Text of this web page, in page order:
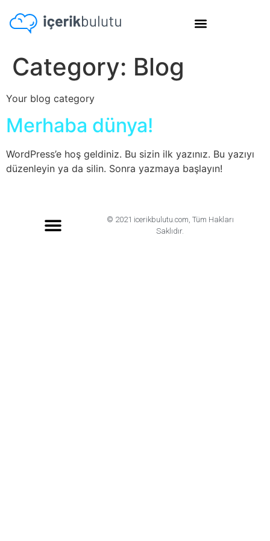
Category: Blog
Your blog category
Merhaba dünya!
WordPress’e hoş geldiniz. Bu sizin ilk yazınız. Bu yazıyı
düzenleyin ya da silin. Sonra yazmaya başlayın!
© 2021 icerikbulutu.com, Tüm Hakları
Saklıdır.